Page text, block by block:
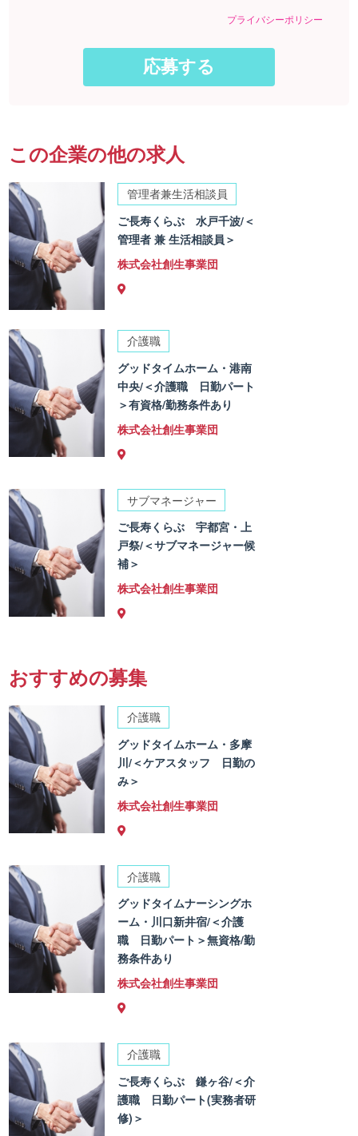
プライバシーポリシー
この企業の他の求人
管理者兼生活相談員
ご長寿くらぶ 水戸千波/＜
管理者 兼 生活相談員＞
株式会社創生事業団
介護職
グッドタイムホーム・港南
中央/＜介護職 日勤パート
＞有資格/勤務条件あり
株式会社創生事業団
サブマネージャー
ご長寿くらぶ 宇都宮・上
戸祭/＜サブマネージャー候
補＞
株式会社創生事業団
おすすめの募集
介護職
グッドタイムホーム・多摩
川/＜ケアスタッフ 日勤の
み＞
株式会社創生事業団
介護職
グッドタイムナーシングホ
ーム・川口新井宿/＜介護
職 日勤パート＞無資格/勤
務条件あり
株式会社創生事業団
介護職
ご長寿くらぶ 鎌ヶ谷/＜介
護職 日勤パート(実務者研
修)＞